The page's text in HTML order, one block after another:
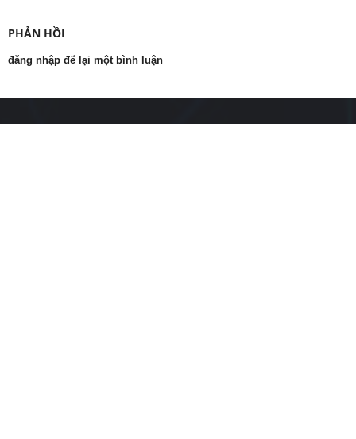
PHẢN HỒI
đăng nhập để lại một bình luận